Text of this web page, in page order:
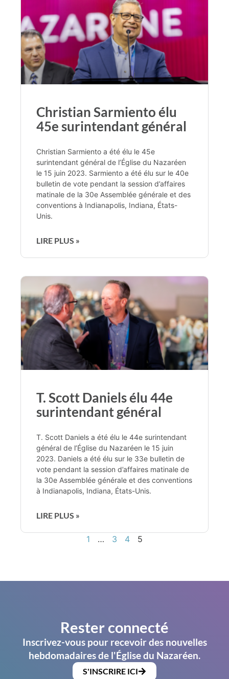
Christian Sarmiento élu
45e surintendant général
Christian Sarmiento a été élu le 45e
surintendant général de l’Église du Nazaréen
le 15 juin 2023. Sarmiento a été élu sur le 40e
bulletin de vote pendant la session d’affaires
matinale de la 30e Assemblée générale et des
conventions à Indianapolis, Indiana, États-
Unis.
LIRE PLUS »
T. Scott Daniels élu 44e
surintendant général
T. Scott Daniels a été élu le 44e surintendant
général de l’Église du Nazaréen le 15 juin
2023. Daniels a été élu sur le 33e bulletin de
vote pendant la session d’affaires matinale de
la 30e Assemblée générale et des conventions
à Indianapolis, Indiana, États-Unis.
LIRE PLUS »
1 … 3 4 5
Rester connecté
Inscrivez-vous pour recevoir des nouvelles
hebdomadaires de l'Église du Nazaréen.
S'INSCRIRE ICI